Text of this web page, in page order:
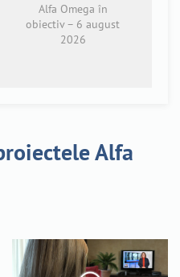
Alfa Omega în
obiectiv – 6 august
2026
Alfa